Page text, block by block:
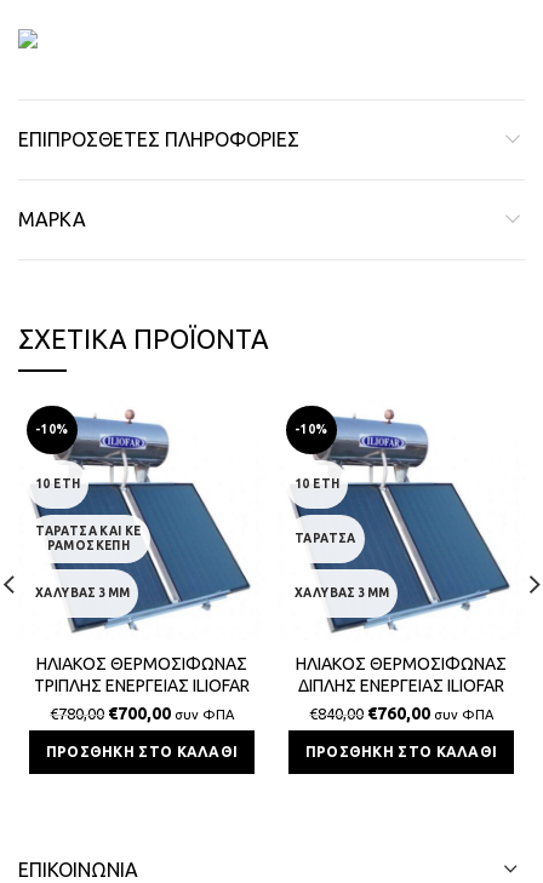
ΕΠΙΠΡΌΣΘΕΤΕΣ ΠΛΗΡΟΦΟΡΊΕΣ
ΜΆΡΚΑ
ΣΧΕΤΙΚΆ ΠΡΟΪΌΝΤΑ
-10%
10 ΕΤΗ
ΤΑΡΑΤΣΑ ΚΑΙ ΚΕ
ΡΑΜΟΣΚΕΠΗ
ΧΑΛΥΒΑΣ 3MM
ΗΛΙΑΚΟΣ ΘΕΡΜΟΣΙΦΩΝΑΣ
ΤΡΙΠΛΗΣ ΕΝΕΡΓΕΙΑΣ ILIOFAR
160lt/2,4m²
€780,00 €700,00 συν ΦΠΑ
ΠΡΟΣΘΉΚΗ ΣΤΟ ΚΑΛΆΘΙ
-10%
10 ΕΤΗ
ΤΑΡΑΤΣΑ
ΧΑΛΥΒΑΣ 3MM
ΗΛΙΑΚΟΣ ΘΕΡΜΟΣΙΦΩΝΑΣ
ΔΙΠΛΗΣ ΕΝΕΡΓΕΙΑΣ ILIOFAR
200lt/3,0m²
€840,00 €760,00 συν ΦΠΑ
ΠΡΟΣΘΉΚΗ ΣΤΟ ΚΑΛΆΘΙ
ΕΠΙΚΟΙΝΩΝΊΑ